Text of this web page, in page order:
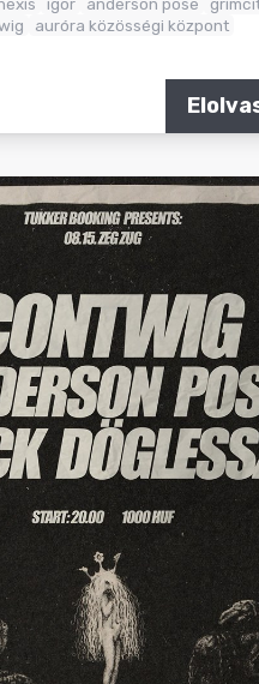
auróra közösségi központ